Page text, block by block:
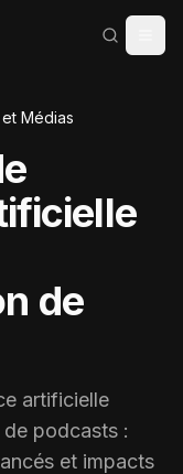
Médias
de
artificielle
podcasts :
et impacts